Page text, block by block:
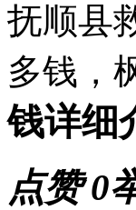
抚顺县
多钱，
钱详细
点赞0